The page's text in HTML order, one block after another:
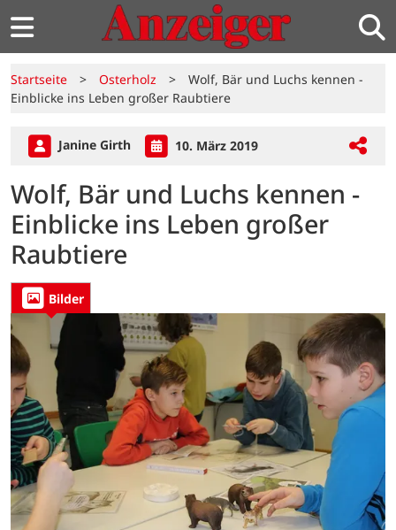
Startseite > Osterholz >
Wolf, Bär und Luchs kennen -
Einblicke ins Leben großer Raubtiere
Janine Girth 10. März 2019
Wolf, Bär und Luchs kennen -
Einblicke ins Leben großer
Raubtiere
Bilder